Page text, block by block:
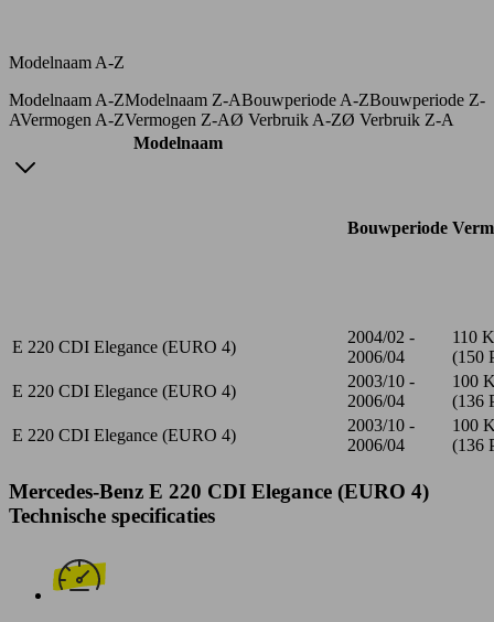
Modelnaam A-Z
Modelnaam A-ZModelnaam Z-ABouwperiode A-ZBouwperiode Z-
AVermogen A-ZVermogen Z-AØ Verbruik A-ZØ Verbruik Z-A
Modelnaam
Bouwperiode
E 220 CDI Elegance (EURO 4)
2004/02 -
2006/04
110
(150
E 220 CDI Elegance (EURO 4)
2003/10 -
2006/04
100
(136
E 220 CDI Elegance (EURO 4)
2003/10 -
2006/04
100
(136
Mercedes-Benz E 220 CDI Elegance (EURO 4)
Technische specificaties